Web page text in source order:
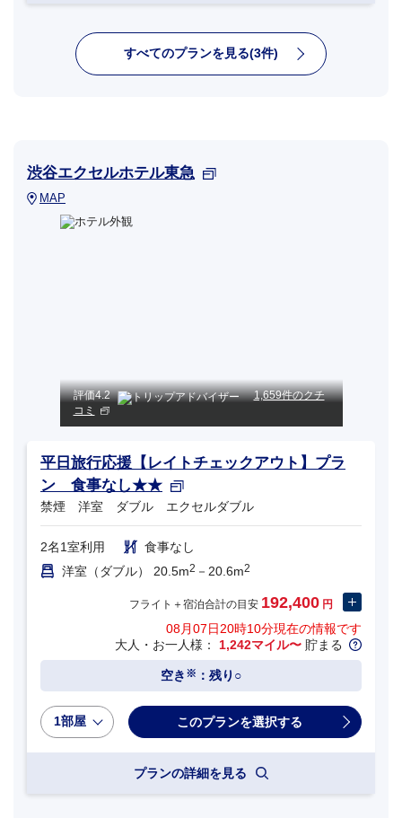
すべてのプランを見る(3件)
渋谷エクセルホテル東急
MAP
評価4.2
1,659件のクチ
コミ
平日旅行応援【レイトチェックアウト】プラ
ン 食事なし★★
禁煙 洋室 ダブル エクセルダブル
2名1室利用
食事なし
洋室（ダブル） 20.5m2 －20.6m2
フライト＋宿泊合計の目安 192,400 円
08月07日20時10分現在の情報です
大人・お一人様： 1,242マイル〜 貯まる
空き ※ ：残り○
1部屋
プランの詳細を見る